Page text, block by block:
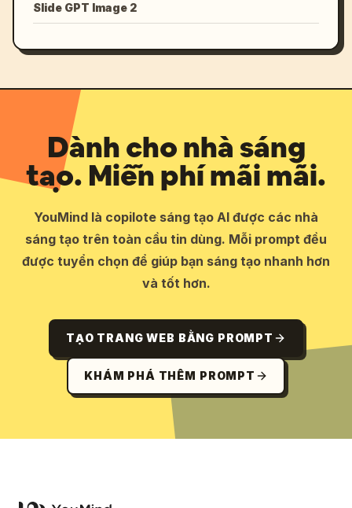
Slide GPT Image 2
Dành cho nhà sáng
tạo. Miễn phí mãi mãi.
YouMind là copilote sáng tạo AI được các nhà
sáng tạo trên toàn cầu tin dùng. Mỗi prompt đều
được tuyển chọn để giúp bạn sáng tạo nhanh hơn
và tốt hơn.
TẠO TRANG WEB BẰNG PROMPT
KHÁM PHÁ THÊM PROMPT